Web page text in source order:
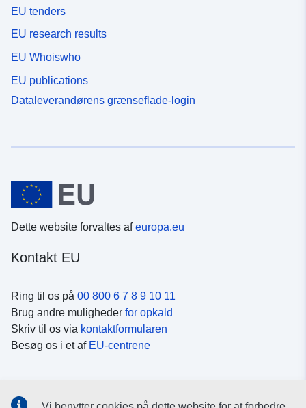
EU tenders
EU research results
EU Whoiswho
EU publications
Dataleverandørens grænseflade-login
Dette website forvaltes afeuropa.eu
Kontakt EU
Ring til os på 00 800 6 7 8 9 10 11
Brug andre muligheder for opkald
Skriv til os via kontaktformularen
Besøg os i et af EU-centrene